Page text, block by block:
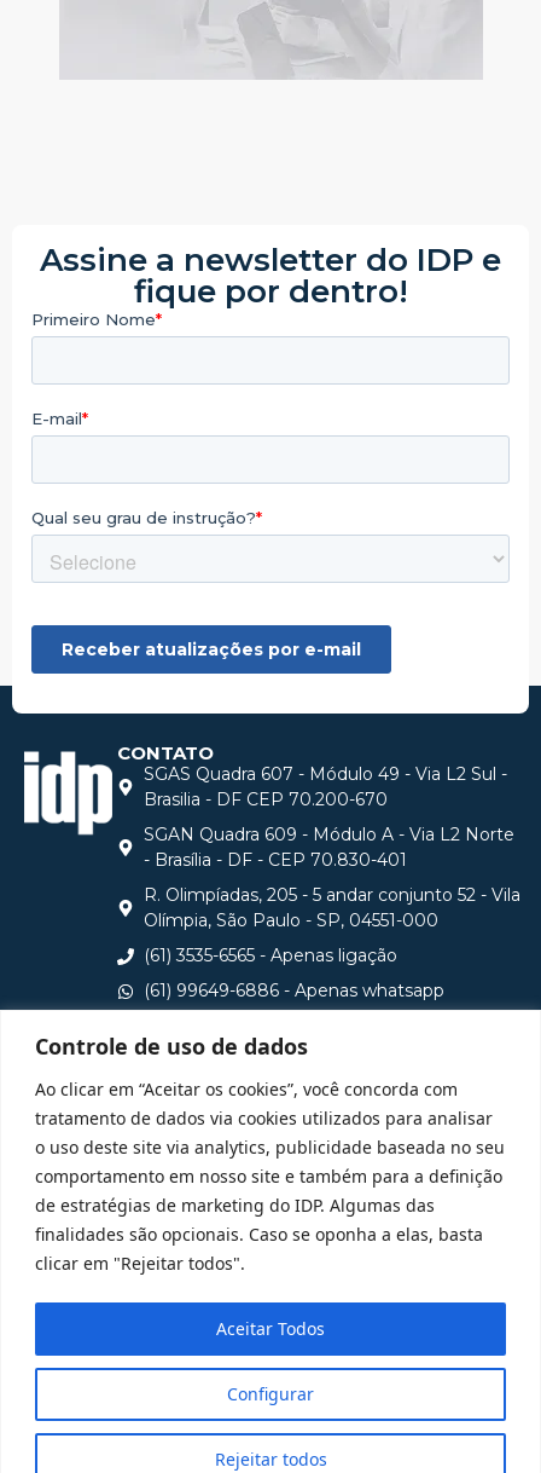
Controle de uso de dados
Ao clicar em “Aceitar os cookies”, você concorda com
tratamento de dados via cookies utilizados para analisar
o uso deste site via analytics, publicidade baseada no seu
comportamento em nosso site e também para a definição
de estratégias de marketing do IDP. Algumas das
finalidades são opcionais. Caso se oponha a elas, basta
clicar em "Rejeitar todos".
Configurar
Rejeitar todos
Aceitar Todos
Assine a newsletter do IDP e
fique por dentro!
CONTATO
SGAS Quadra 607 - Módulo 49 - Via L2 Sul -
Brasilia - DF CEP 70.200-670
SGAN Quadra 609 - Módulo A - Via L2 Norte
- Brasília - DF - CEP 70.830-401
R. Olimpíadas, 205 - 5 andar conjunto 52 - Vila
Olímpia, São Paulo - SP, 04551-000
(61) 3535-6565 - Apenas ligação
(61) 99649-6886 - Apenas whatsapp
Consulte aqui o cadastro da Instituição no Sistema e-
MEC
@ 2025 Todos Direitos Reservados